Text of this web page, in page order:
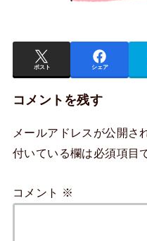
ポスト シェア
コメントを残す
メールアドレスが公開さ
付いている欄は必須項目
コメント ※